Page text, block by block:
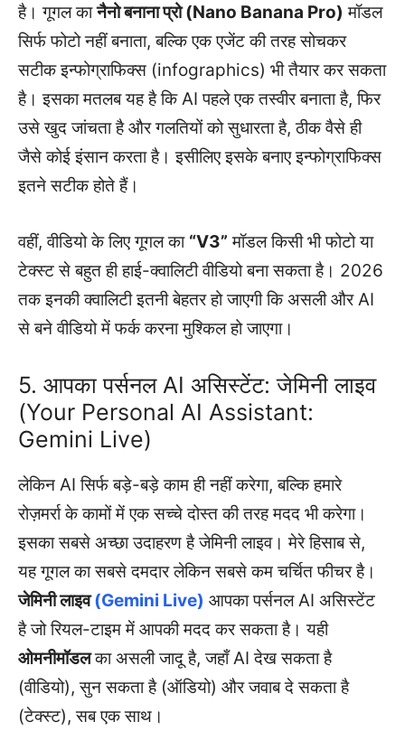
है। गूगल कानैनो बनाना प्रो (Nano Banana Pro) मॉडल
सिर्फ फोटो नहीं बनाता, बल्कि एक एजेंट की तरह सोचकर
सटीक इन्फोग्राफिक्स (infographics) भी तैयार कर सकता
है। इसका मतलब यह है कि AI पहले एक तस्वीर बनाता है, फिर
उसे खुद जांचता है और गलतियों को सुधारता है, ठीक वैसे ही
जैसे कोई इंसान करता है। इसीलिए इसके बनाए इन्फोग्राफिक्स
इतने सटीक होते हैं।
वहीं, वीडियो के लिए गूगल का “V3” मॉडल किसी भी फोटो या
टेक्स्ट से बहुत ही हाई-क्वालिटी वीडियो बना सकता है। 2026
तक इनकी क्वालिटी इतनी बेहतर हो जाएगी कि असली और AI
से बने वीडियो में फर्क करना मुश्किल हो जाएगा।
5. आपका पर्सनल AI असिस्टेंट: जेमिनी लाइव
(Your Personal AI Assistant:
Gemini Live)
लेकिन AI सिर्फ बड़े-बड़े काम ही नहीं करेगा, बल्कि हमारे
रोज़मर्रा के कामों में एक सच्चे दोस्त की तरह मदद भी करेगा।
इसका सबसे अच्छा उदाहरण है जेमिनी लाइव। मेरे हिसाब से,
यह गूगल का सबसे दमदार लेकिन सबसे कम चर्चित फीचर है।
जेमिनी लाइव(Gemini Live) आपका पर्सनल AI असिस्टेंट
है जो रियल-टाइम में आपकी मदद कर सकता है। यही
ओमनीमॉडलका असली जादू है, जहाँ AI देख सकता है
(वीडियो), सुन सकता है (ऑडियो) और जवाब दे सकता है
(टेक्स्ट), सब एक साथ।